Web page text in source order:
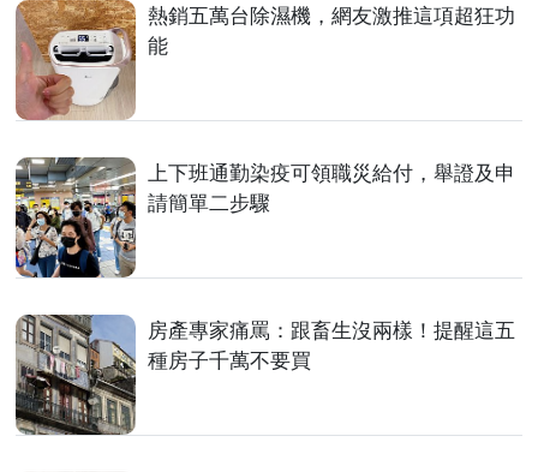
熱銷五萬台除濕機，網友激推這項超狂功
能
上下班通勤染疫可領職災給付，舉證及申
請簡單二步驟
房產專家痛罵：跟畜生沒兩樣！提醒這五
種房子千萬不要買